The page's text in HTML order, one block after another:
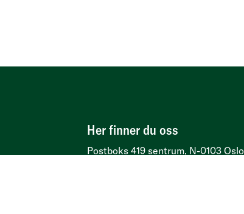
Her finner du oss
Postboks 419 sentrum, N-0103 Oslo